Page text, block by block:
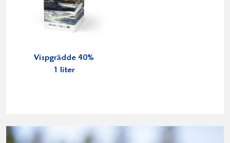
Vispgrädde 40%
1 liter